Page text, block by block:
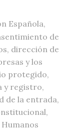
Española,
de
, dirección de
y los
protegido,
y registro,
de la entrada,
,